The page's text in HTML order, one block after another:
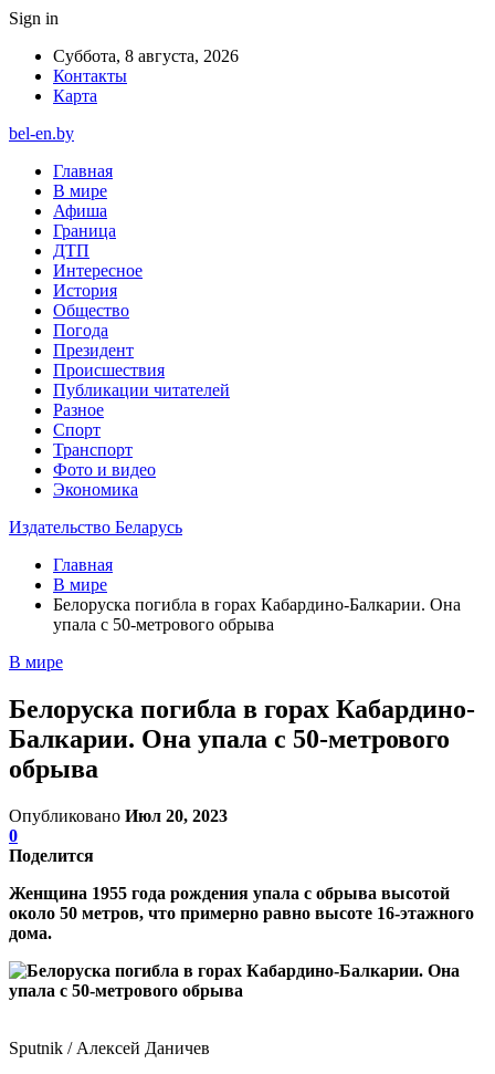
Sign in
Суббота, 8 августа, 2026
Контакты
Карта
bel-en.by
Главная
В мире
Афиша
Граница
ДТП
Интересное
История
Общество
Погода
Президент
Происшествия
Публикации читателей
Разное
Спорт
Транспорт
Фото и видео
Экономика
Издательство Беларусь
Главная
В мире
Белоруска погибла в горах Кабардино-Балкарии. Она
упала с 50-метрового обрыва
В мире
Белоруска погибла в горах Кабардино-
Балкарии. Она упала с 50-метрового
обрыва
Опубликовано Июл 20, 2023
0
Поделится
Женщина 1955 года рождения упала с обрыва высотой
около 50 метров, что примерно равно высоте 16-этажного
дома.
Sputnik / Алексей Даничев